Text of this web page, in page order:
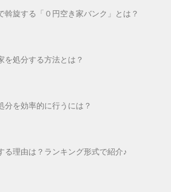
斡旋する「０円空き家バンク」とは？
を処分する方法とは？
分を効率的に行うには？
る理由は？ランキング形式で紹介♪